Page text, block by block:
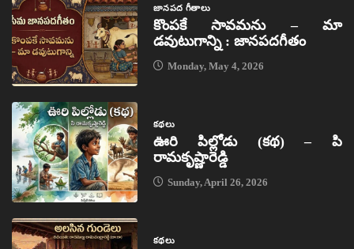
జానపద గీతాలు
కొంపకే సావమను – మా
డవుటుగాన్ని : జానపదగీతం
Monday, May 4, 2026
కథలు
ఊరి పిల్లోడు (కథ) – పి
రామకృష్ణారెడ్డి
Sunday, April 26, 2026
కథలు